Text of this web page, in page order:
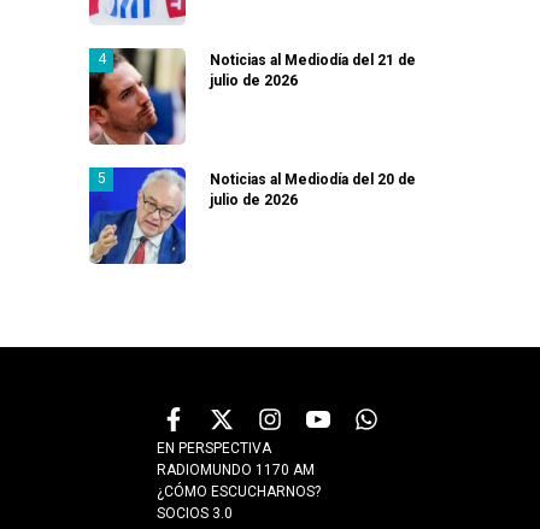
Noticias al Mediodía del 21 de
julio de 2026
Noticias al Mediodía del 20 de
julio de 2026
EN PERSPECTIVA
RADIOMUNDO 1170 AM
¿CÓMO ESCUCHARNOS?
SOCIOS 3.0